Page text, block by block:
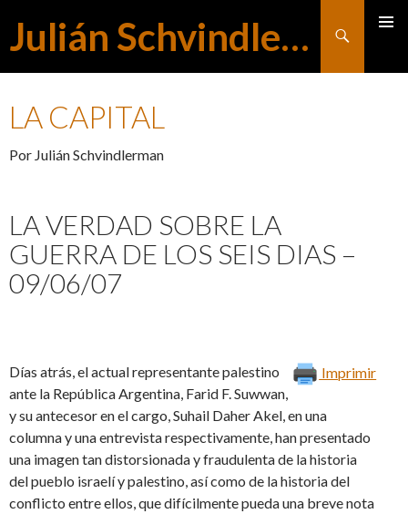
Julián Schvindlerman
Buscar
LA CAPITAL
Por Julián Schvindlerman
LA VERDAD SOBRE LA
GUERRA DE LOS SEIS DIAS –
09/06/07
Imprimir
Días atrás, el actual representante palestino
ante la República Argentina, Farid F. Suwwan,
y su antecesor en el cargo, Suhail Daher Akel, en una
columna y una entrevista respectivamente, han presentado
una imagen tan distorsionada y fraudulenta de la historia
del pueblo israelí y palestino, así como de la historia del
conflicto entre ellos, que difícilmente pueda una breve nota